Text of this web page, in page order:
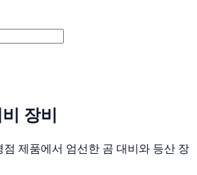
장비
제품에서 엄선한 곰 대비와 등산 장